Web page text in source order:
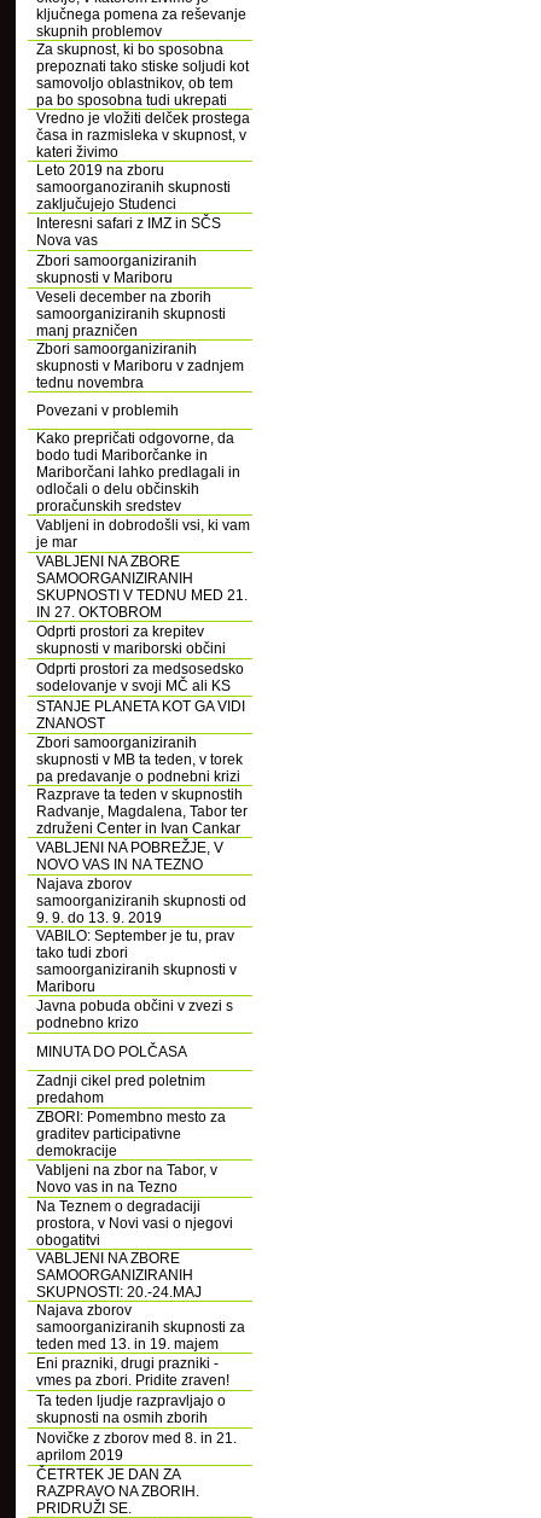
ključnega pomena za reševanje
skupnih problemov
Za skupnost, ki bo sposobna
prepoznati tako stiske soljudi kot
samovoljo oblastnikov, ob tem
pa bo sposobna tudi ukrepati
Vredno je vložiti delček prostega
časa in razmisleka v skupnost, v
kateri živimo
Leto 2019 na zboru
samoorganoziranih skupnosti
zaključujejo Studenci
Interesni safari z IMZ in SČS
Nova vas
Zbori samoorganiziranih
skupnosti v Mariboru
Veseli december na zborih
samoorganiziranih skupnosti
manj prazničen
Zbori samoorganiziranih
skupnosti v Mariboru v zadnjem
tednu novembra
Povezani v problemih
Kako prepričati odgovorne, da
bodo tudi Mariborčanke in
Mariborčani lahko predlagali in
odločali o delu občinskih
proračunskih sredstev
Vabljeni in dobrodošli vsi, ki vam
je mar
VABLJENI NA ZBORE
SAMOORGANIZIRANIH
SKUPNOSTI V TEDNU MED 21.
IN 27. OKTOBROM
Odprti prostori za krepitev
skupnosti v mariborski občini
Odprti prostori za medsosedsko
sodelovanje v svoji MČ ali KS
STANJE PLANETA KOT GA VIDI
ZNANOST
Zbori samoorganiziranih
skupnosti v MB ta teden, v torek
pa predavanje o podnebni krizi
Razprave ta teden v skupnostih
Radvanje, Magdalena, Tabor ter
združeni Center in Ivan Cankar
VABLJENI NA POBREŽJE, V
NOVO VAS IN NA TEZNO
Najava zborov
samoorganiziranih skupnosti od
9. 9. do 13. 9. 2019
VABILO: September je tu, prav
tako tudi zbori
samoorganiziranih skupnosti v
Mariboru
Javna pobuda občini v zvezi s
podnebno krizo
MINUTA DO POLČASA
Zadnji cikel pred poletnim
predahom
ZBORI: Pomembno mesto za
graditev participativne
demokracije
Vabljeni na zbor na Tabor, v
Novo vas in na Tezno
Na Teznem o degradaciji
prostora, v Novi vasi o njegovi
obogatitvi
VABLJENI NA ZBORE
SAMOORGANIZIRANIH
SKUPNOSTI: 20.-24.MAJ
Najava zborov
samoorganiziranih skupnosti za
teden med 13. in 19. majem
Eni prazniki, drugi prazniki -
vmes pa zbori. Pridite zraven!
Ta teden ljudje razpravljajo o
skupnosti na osmih zborih
Novičke z zborov med 8. in 21.
aprilom 2019
ČETRTEK JE DAN ZA
RAZPRAVO NA ZBORIH.
PRIDRUŽI SE.